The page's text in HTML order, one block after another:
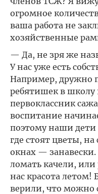
огромное
ваша работа не
хозяйственные
— Да, не зря же
У нас уже есть
Например, дружно
ребятишек в школу
первоклассник
воспитание
поэтому наши дети
где стоят цветы,
окнах —
ломать качели, или
нас красота
верили, что можно